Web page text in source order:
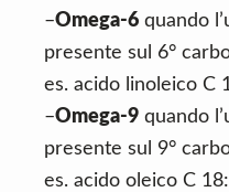
–Omega-6 quando
presente sul 6°
es. acido linoleico C
–Omega-9 quando
presente sul 9°
es. acido oleico C